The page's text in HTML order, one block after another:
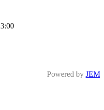
Powered by JEM